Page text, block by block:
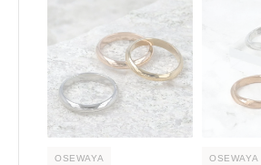
OSEWAYA OSEWAYA